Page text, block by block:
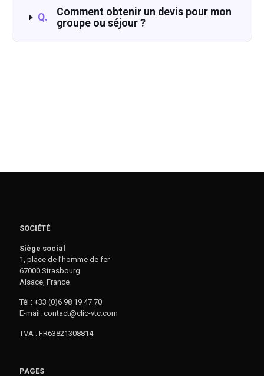
Q.
Comment obtenir un devis pour mon
groupe ou séjour ?
SOCIÉTÉ
Siège social
1, place de l’homme de fer
67000 Strasbourg
Alsace, France
Tél : +33 (0)6 98 19 47 70
E-mail: contact@clic-vtc.com
TVA : FR63821308814
PAGES